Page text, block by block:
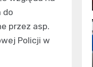
do
przez asp.
Policji w